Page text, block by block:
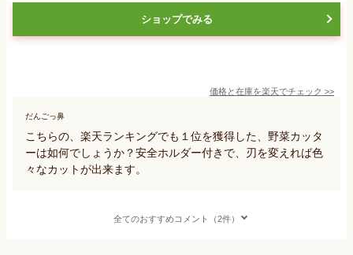
ショップでみる
価格と在庫を楽天でチェック >>
だんごっ鼻
こちらの、楽天ランキングでも１位を獲得した、野菜カッタ
ーは如何でしょうか？安全ホルダー付きで、刃を変えれば色
々なカットが出来ます。
全てのおすすめコメント（2件）